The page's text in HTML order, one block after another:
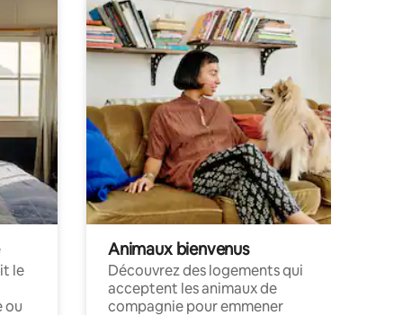
le
ou
Animaux bienvenus
Découvrez des logements qui
acceptent les animaux de
compagnie pour emmener